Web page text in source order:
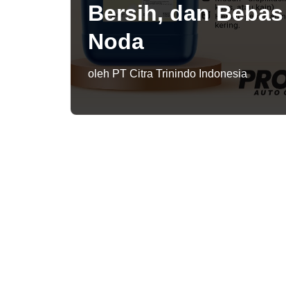
Bersih, dan Bebas
Noda
oleh PT Citra Trinindo Indonesia